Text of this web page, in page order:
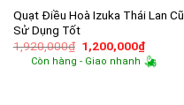
Quạt Điều Hoà Izuka Thái Lan Cũ
Sử Dụng Tốt
1,920,000₫ Giá
gốc
là:
1,200,000₫Giá
hiện
tại
Còn hàng - Giao nhanh